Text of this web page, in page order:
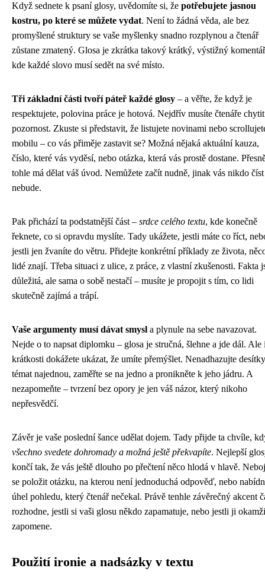
Když sednete k psaní glosy, uvědomíte si, že potřebujete jasnou
kostru, po které se můžete vydat. Není to žádná věda, ale bez
promyšlené struktury se vaše myšlenky snadno rozplynou a čtenář
zůstane zmatený. Glosa je zkrátka takový krátký, výstižný
kde každé slovo musí sedět na své místo.
Tři základní části tvoří páteř každé glosy – a věřte, že když je
respektujete, polovina práce je hotová. Nejdřív musíte čtenáře
pozornost. Zkuste si představit, že listujete novinami nebo
mobilu – co vás přiměje zastavit se? Možná nějaká aktuální kauza,
číslo, které vás vyděsí, nebo otázka, která vás prostě dostane.
tohle má dělat váš úvod. Nemůžete začít nudně, jinak vás nikdo číst
nebude.
Pak přichází ta podstatnější část – srdce celého textu, kde konečně
řeknete, co si opravdu myslíte. Tady ukážete, jestli máte co říct,
jestli jen žvaníte do větru. Přidejte konkrétní příklady ze života,
lidé znají. Třeba situaci z ulice, z práce, z vlastní zkušenosti. Fakta
důležitá, ale sama o sobě nestačí – musíte je propojit s tím, co lidi
skutečně zajímá a trápí.
Vaše argumenty musí dávat smysl a plynule na sebe navazovat.
Nejde o to napsat diplomku – glosa je stručná, šlehne a jde dál. Ale
krátkosti dokážete ukázat, že umíte přemýšlet. Nenadhazujte desítky
témat najednou, zaměřte se na jedno a pronikněte k jeho jádru. A
nezapomeňte – tvrzení bez opory je jen váš názor, který nikoho
nepřesvědčí.
Závěr je vaše poslední šance udělat dojem. Tady přijde ta chvíle,
všechno svedete dohromady a možná ještě překvapíte. Nejlepší
končí tak, že vás ještě dlouho po přečtení něco hlodá v hlavě.
se položit otázku, na kterou není jednoduchá odpověď, nebo
úhel pohledu, který čtenář nečekal. Právě tenhle závěrečný akcent
rozhodne, jestli si vaši glosu někdo zapamatuje, nebo jestli ji
zapomene.
Použití ironie a nadsázky v textu